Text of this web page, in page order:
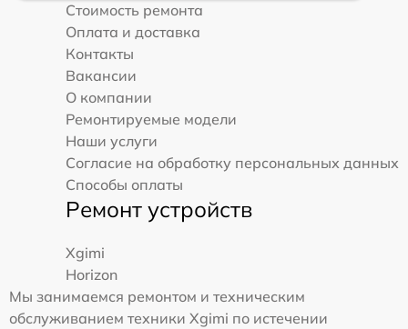
Стоимость ремонта
Оплата и доставка
Контакты
Вакансии
О компании
Ремонтируемые модели
Наши услуги
Согласие на обработку персональных данных
Способы оплаты
Ремонт устройств
Xgimi
Horizon
Мы занимаемся ремонтом и техническим
обслуживанием техники Xgimi по истечении